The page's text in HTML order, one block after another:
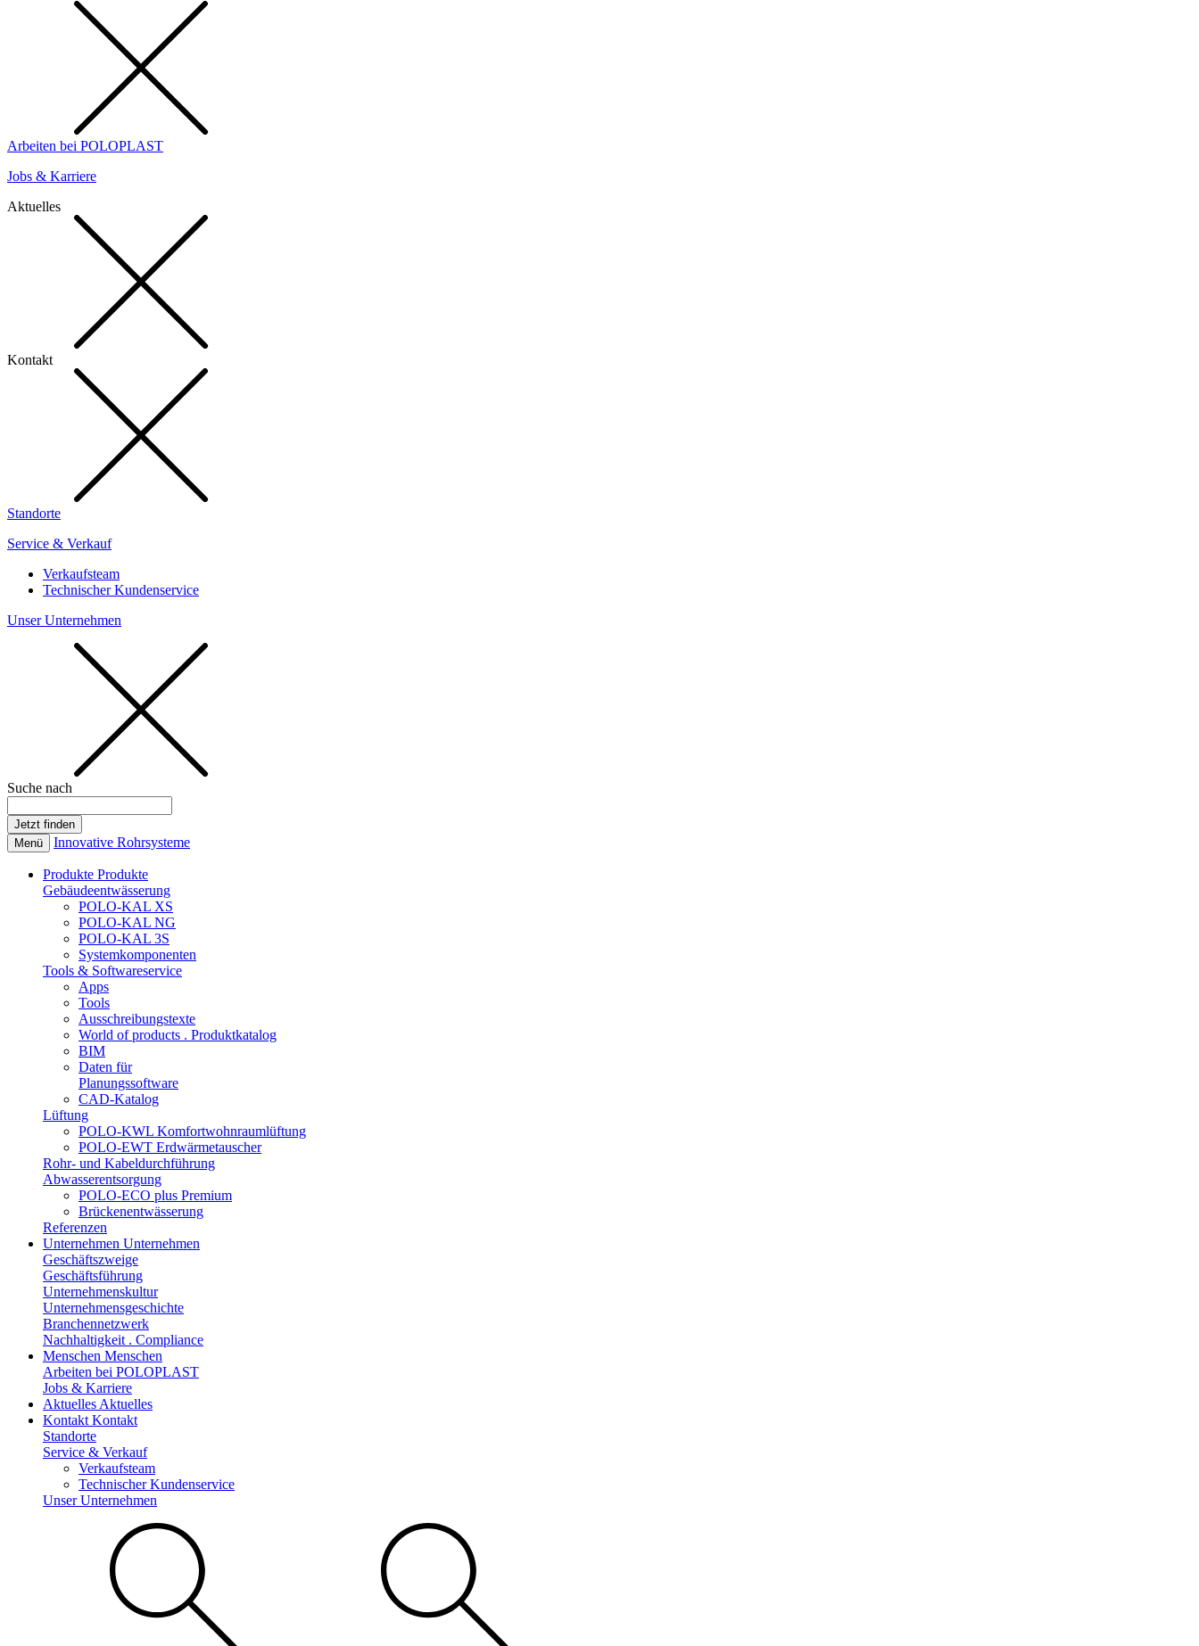
Arbeiten bei POLOPLAST
Jobs & Karriere
Aktuelles
Kontakt
Standorte
Service & Verkauf
Verkaufsteam
Technischer Kundenservice
Unser Unternehmen
Suche nach
Menü Innovative Rohrsysteme
Produkte Produkte
Gebäudeentwässerung
POLO-KAL XS
POLO-KAL NG
POLO-KAL 3S
Systemkomponenten
Tools & Softwareservice
Apps
Tools
Ausschreibungstexte
World of products . Produktkatalog
BIM
Daten für
Planungssoftware
CAD-Katalog
Lüftung
POLO-KWL Komfortwohnraumlüftung
POLO-EWT Erdwärmetauscher
Rohr- und Kabeldurchführung
Abwasserentsorgung
POLO-ECO plus Premium
Brückenentwässerung
Referenzen
Unternehmen Unternehmen
Geschäftszweige
Geschäftsführung
Unternehmenskultur
Unternehmensgeschichte
Branchennetzwerk
Nachhaltigkeit . Compliance
Menschen Menschen
Arbeiten bei POLOPLAST
Jobs & Karriere
Aktuelles Aktuelles
Kontakt Kontakt
Standorte
Service & Verkauf
Verkaufsteam
Technischer Kundenservice
Unser Unternehmen